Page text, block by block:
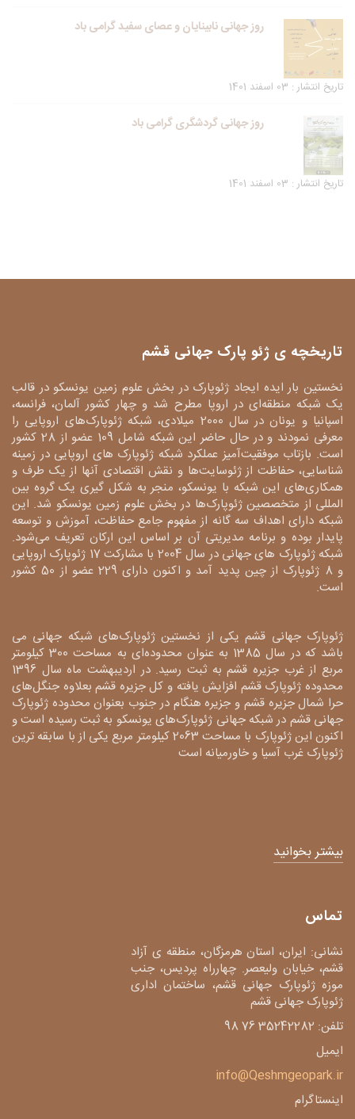
روز جهانی نابینایان و عصای سفید گرامی باد
تاریخ انتشار : 03 اسفند 1401
روز جهانی گردشگری گرامی باد
تاریخ انتشار : 03 اسفند 1401
تاریخچه ی ژئو پارک جهانی قشم
نخستین بار ایده ایجاد ژئوپارک در بخش علوم زمین یونسکو در قالب
یک شبکه منطقه‌ای در اروپا مطرح شد و چهار کشور آلمان، فرانسه،
اسپانیا و یونان در سال 2000 میلادی، شبکه ژئوپارک‌های اروپایی را
معرفی نمودند و در حال حاضر این شبکه شامل 109 عضو از 28 کشور
است. بازتاب موفقیت‌آمیز عملکرد شبکه ژئوپارک های اروپایی در زمینه
شناسایی، حفاظت از ژئوسایت‌ها و نقش اقتصادی آنها از یک طرف و
همکاری‌های این شبکه با یونسکو، منجر به شکل گیری یک گروه بین
المللی از متخصصین ژئوپارک‌ها در بخش علوم زمین یونسکو شد. این
شبکه دارای اهداف سه گانه از مفهوم جامع حفاظت، آموزش و توسعه
پایدار بوده و برنامه مدیریتی آن بر اساس این ارکان تعریف می‌شود.
شبکه ژئوپارک های جهانی در سال 2004 با مشارکت 17 ژئوپارک اروپایی
و 8 ژئوپارک از چین پدید آمد و اکنون دارای 229 عضو از 50 کشور
است.
ژئوپارک جهانی قشم یکی از نخستین ژئوپارک‌های شبکه جهانی می
باشد که در سال 1385 به عنوان محدوده‌ای به مساحت 300 کیلومتر
مربع از غرب جزیره قشم به ثبت رسید. در اردیبهشت ماه سال 1396
محدوده ژئوپارک قشم افزایش یافته و کل جزیره قشم بعلاوه جنگل‌های
حرا شمال جزیره قشم و جزیره هنگام در جنوب بعنوان محدوده ژئوپارک
جهانی قشم در شبکه جهانی ژئوپارک‌های یونسکو به ثبت رسیده است و
اکنون این ژئوپارک با مساحت 2063 کیلومتر مربع یکی از با سابقه ترین
ژئوپارک غرب آسیا و خاورمیانه است
بیشتر بخوانید
تماس
نشانی: ایران، استان هرمزگان، منطقه ی آزاد
قشم، خیابان ولیعصر. چهارراه پردیس، جنب
موزه ژئوپارک جهانی قشم، ساختمان اداری
ژئوپارک جهانی قشم
تلفن: 35242282 76 98
ایمیل
info@Qeshmgeopark.ir
اینستاگرام